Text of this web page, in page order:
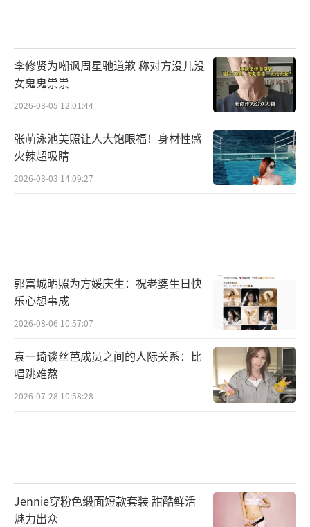
李修贤为嘲讽周星驰道歉 称对方没儿没
女鬼鬼祟祟
2026-08-05 12:01:44
张萌泳池美照让人大饱眼福！身材性感
火辣超吸睛
2026-08-03 14:09:27
郭富城晒照为方媛庆生：祝老婆生日快
乐心想事成
2026-08-06 10:57:07
袁一琦谈丝芭成员之间的人际关系：比
唱跳难熬
2026-07-28 10:58:28
Jennie穿粉色缎面短款套装 甜酷鲜活
魅力出众